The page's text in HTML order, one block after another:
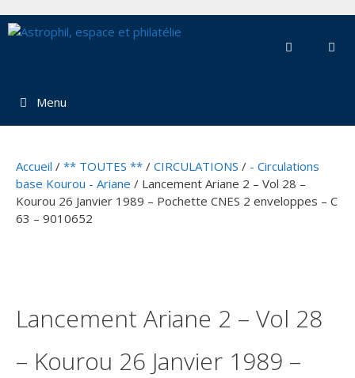
au
Menu
Accueil / ** TOUTES ** / CIRCULATIONS / - Circulations
base Kourou - Ariane / Lancement Ariane 2 – Vol 28 –
Kourou 26 Janvier 1989 – Pochette CNES 2 enveloppes – C
63 – 9010652
Lancement Ariane 2 – Vol 28
– Kourou 26 Janvier 1989 –